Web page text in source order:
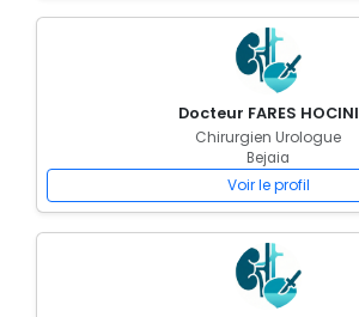
Docteur FARES HOCINI
Chirurgien Urologue
Bejaia
Voir le profil